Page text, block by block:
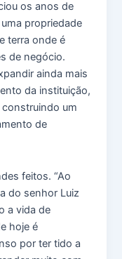
os anos de
propriedade
terra onde é
de negócio.
ainda mais
da instituição,
um
de
feitos. “Ao
do senhor Luiz
a vida de
hoje é
por ter tido a